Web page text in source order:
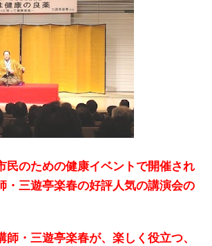
民のための健康イベントで開催され
・三遊亭楽春の好評人気の講演会の
師・三遊亭楽春が、楽しく役立つ、